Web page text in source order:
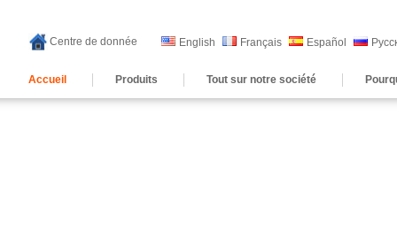
Centre de donnée English Français Español
Accueil Produits Tout sur notre société